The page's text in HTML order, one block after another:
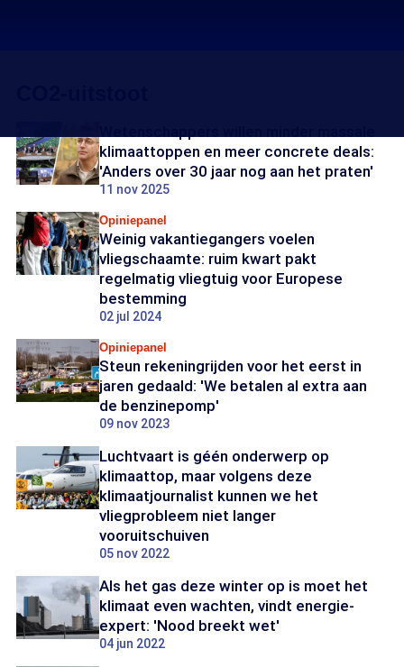
klimaattoppen en meer concrete deals:
'Anders over 30 jaar nog aan het praten'
11 nov 2025
Opiniepanel
Weinig vakantiegangers voelen
vliegschaamte: ruim kwart pakt
regelmatig vliegtuig voor Europese
bestemming
02 jul 2024
Opiniepanel
Steun rekeningrijden voor het eerst in
jaren gedaald: 'We betalen al extra aan
de benzinepomp'
09 nov 2023
Luchtvaart is géén onderwerp op
klimaattop, maar volgens deze
klimaatjournalist kunnen we het
vliegprobleem niet langer
vooruitschuiven
05 nov 2022
Als het gas deze winter op is moet het
klimaat even wachten, vindt energie-
expert: 'Nood breekt wet'
04 jun 2022